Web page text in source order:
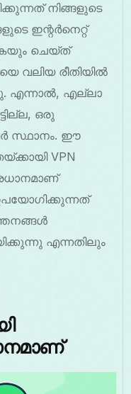
നിങ്ങളുടെ
ഇന്റർനെറ്റ്
ചെയ്ത്
രീതിയിൽ
എന്നാൽ, എല്ലാ
ഒരു
സ്ഥാനം. ഈ
VPN
എന്നതിലും